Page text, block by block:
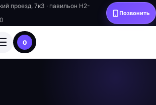
проезд, 7к3 · павильон H2-
Позвонить
0